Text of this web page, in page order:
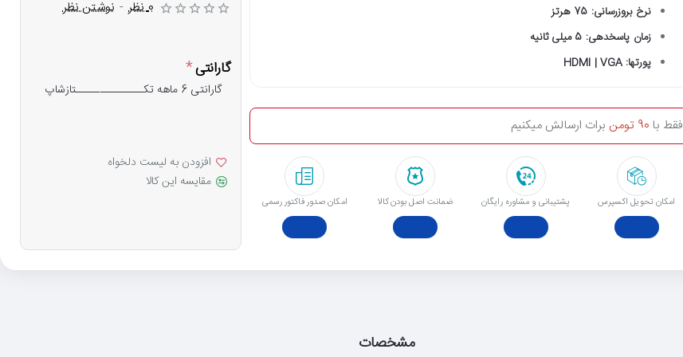
نرخ بروزرسانی: 75 هرتز
زمان پاسخدهی: 5 میلی ثانیه
پورتها: HDMI | VGA
امکان تحویل اکسپرس پشتیبانی و مشاوره رایگان ﺿﻤﺎﻧﺖ اﺻﻞ ﺑﻮدن ﮐﺎﻟﺎ امکان صدور فاکتور رسمی
فقط با 90 تومن برات ارسالش میکنیم
0 نظر - نوشتن نظر
گارانتی
گارانتی 6 ماهه تکــــــــــــــتازشاپ
افزودن به لیست دلخواه
مقایسه این کالا
مشخصات